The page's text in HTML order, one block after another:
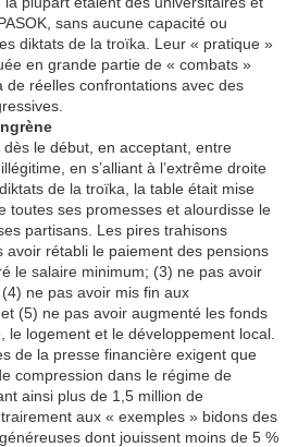
sans aucune capacité ou
diktats de la troïka. Leur « pratique »
en grande partie de « combats »
de réelles confrontations avec des
dès le début, en acceptant, entre
en s’alliant à l’extrême droite
de la troïka, la table était mise
toutes ses promesses et alourdisse le
partisans. Les pires trahisons
rétabli le paiement des pensions
le salaire minimum; (3) ne pas avoir
ne pas avoir mis fin aux
(5) ne pas avoir augmenté les fonds
le logement et le développement local.
de la presse financière exigent que
compression dans le régime de
ainsi plus de 1,5 million de
aux « exemples » bidons des
dont jouissent moins de 5 %